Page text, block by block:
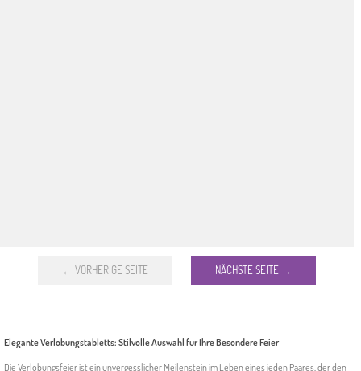
← VORHERIGE SEITE NÄCHSTE SEITE →
Elegante Verlobungstabletts: Stilvolle Auswahl für Ihre Besondere Feier
Die Verlobungsfeier ist ein unvergesslicher Meilenstein im Leben eines jeden Paares, der den